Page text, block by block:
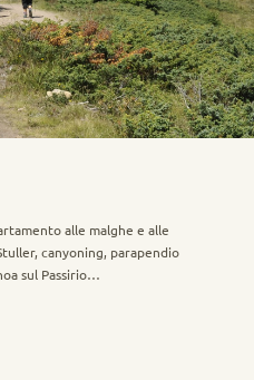
alle malghe e alle
canyoning, parapendio
sul Passirio…